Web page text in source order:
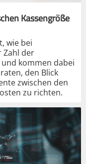
Kassengröße
wie bei
Zahl der
kommen dabei
den Blick
zwischen den
zu richten.